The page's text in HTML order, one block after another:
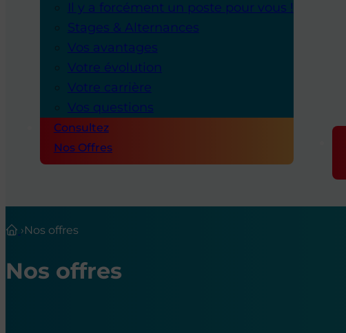
Il y a forcément un poste pour vous !
Stages & Alternances
Vos avantages
Votre évolution
Votre carrière
Vos questions
Consultez
Nos Offres
›Nos offres
Nos offres